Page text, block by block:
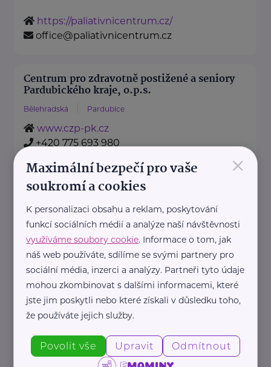
https://paliativnicentrum.cz/
office@paliativnicentrum.cz
Centrum pro zdravotně postižené a seniory
Pardubického kraje, o.p.s.
Bělehradská Pardubice
www.czp-pk.cz
+420 775 693 980
Česká federace potravinových
bank, z.s.
náměstí U lípy svobody
Praha 10 -
Dubeč
https://www.potravinovebanky.cz/
+420 777 460 626
×
Maximální bezpečí pro vaše
soukromí a cookies
K personalizaci obsahu a reklam, poskytování
funkcí sociálních médií a analýze naší návštěvnosti
využíváme soubory cookie. Informace o tom, jak
náš web používáte, sdílíme se svými partnery pro
sociální média, inzerci a analýzy. Partneři tyto údaje
mohou zkombinovat s dalšími informacemi, které
jste jim poskytli nebo které získali v důsledku toho,
že používáte jejich služby.
Povolit vše Upravit Odmítnout